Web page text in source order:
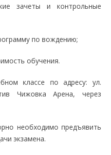
зачеты и контрольные
по вождению;
обучения.
классе по адресу: ул.
Чижовка Арена, через
необходимо предъявить
экзамена.